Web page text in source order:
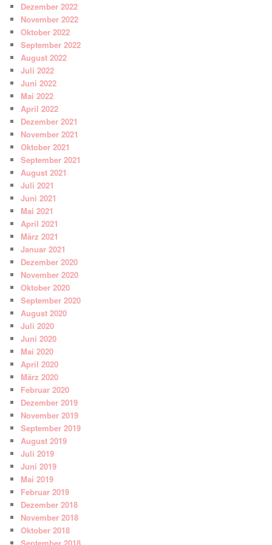
Dezember 2022
November 2022
Oktober 2022
September 2022
August 2022
Juli 2022
Juni 2022
Mai 2022
April 2022
Dezember 2021
November 2021
Oktober 2021
September 2021
August 2021
Juli 2021
Juni 2021
Mai 2021
April 2021
März 2021
Januar 2021
Dezember 2020
November 2020
Oktober 2020
September 2020
August 2020
Juli 2020
Juni 2020
Mai 2020
April 2020
März 2020
Februar 2020
Dezember 2019
November 2019
September 2019
August 2019
Juli 2019
Juni 2019
Mai 2019
Februar 2019
Dezember 2018
November 2018
Oktober 2018